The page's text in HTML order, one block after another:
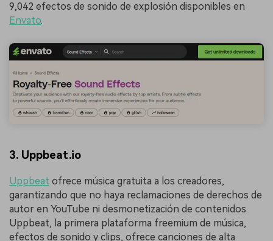
9,042 efectos de sonido de explosión disponibles en
Envato.
3. Uppbeat.io
Uppbeat ofrece música gratuita a los creadores,
garantizando que no haya reclamaciones de derechos de
autor en YouTube ni desmonetización de contenidos.
Uppbeat, la primera plataforma freemium de música,
efectos de sonido y clips, ofrece canciones de alta